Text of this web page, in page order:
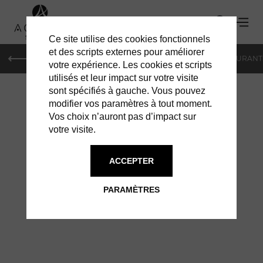
HOTELS VILLAS
Ce site utilise des cookies fonctionnels
et des scripts externes pour améliorer
votre expérience. Les cookies et scripts
utilisés et leur impact sur votre visite
sont spécifiés à gauche. Vous pouvez
modifier vos paramètres à tout moment.
Vos choix n’auront pas d’impact sur
votre visite.
PARAMÈTRES
ACCEPTER